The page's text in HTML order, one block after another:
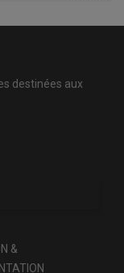
destinées aux
&